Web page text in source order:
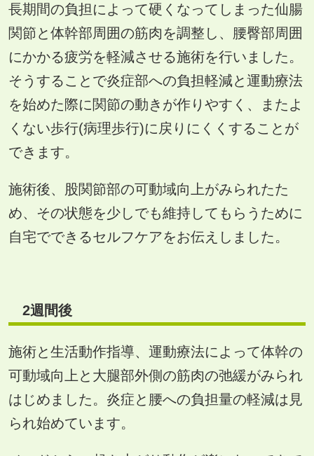
長期間の負担によって硬くなってしまった仙腸
関節と体幹部周囲の筋肉を調整し、腰臀部周囲
にかかる疲労を軽減させる施術を行いました。
そうすることで炎症部への負担軽減と運動療法
を始めた際に関節の動きが作りやすく、またよ
くない歩行(病理歩行)に戻りにくくすることが
できます。
施術後、股関節部の可動域向上がみられたた
め、その状態を少しでも維持してもらうために
自宅でできるセルフケアをお伝えしました。
2週間後
施術と生活動作指導、運動療法によって体幹の
可動域向上と大腿部外側の筋肉の弛緩がみられ
はじめました。炎症と腰への負担量の軽減は見
られ始めています。